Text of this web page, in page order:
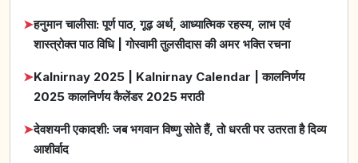
➤हनुमान चालीसा: पूर्ण पाठ, गूढ़ अर्थ, आध्यात्मिक रहस्य, लाभ एवं
शास्त्रोक्त पाठ विधि | गोस्वामी तुलसीदास की अमर भक्ति रचना
➤Kalnirnay 2025 | Kalnirnay Calendar | कालनिर्णय
2025 कालनिर्णय कैलेंडर 2025 मराठी
➤देवशयनी एकादशी: जब भगवान विष्णु सोते हैं, तो धरती पर उतरता है दिव्य
आशीर्वाद